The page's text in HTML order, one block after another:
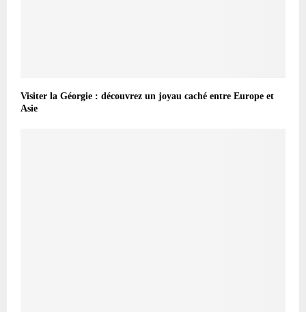
Visiter la Géorgie : découvrez un joyau caché entre Europe et
Asie